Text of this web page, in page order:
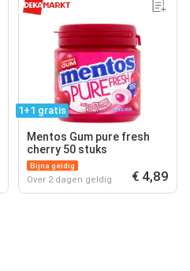
1+1 gratis
Mentos Gum pure fresh
cherry 50 stuks
Bijna geldig
Over 2 dagen geldig € 4,89